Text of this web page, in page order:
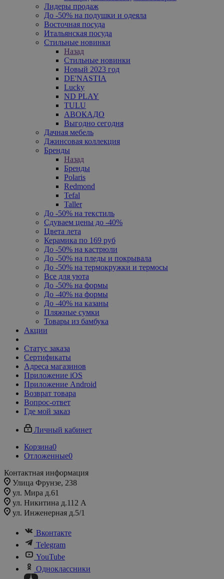
Лидеры продаж
До -50% на подушки и одеяла
Восточная посуда
Итальянская посуда
Стильные новинки
Назад
Стильные новинки
Новый 2023 год
DE'NASTIA
Lucky
ND PLAY
TULU
АВОКАДО
Выгодно сегодня
Дачная мебель
Джинсовая коллекция
Бренды
Назад
Бренды
Polaris
Redmond
Tefal
Taller
До -50% на текстиль
Сдуваем цены до -40%
Цвета лета
Керамика по 169 руб
До -50% на кастрюли
До -50% на пледы и покрывала
До -50% на термокружки и термосы
Все для уюта
До -50% на формы
До -40% на формы
До -40% на казаны
Пляжные сумки
Товары из бамбука
Акции
Статус заказа
Сертификаты
Адреса магазинов
Приложение iOS
Приложение Android
Возврат товара
Вопрос-ответ
Где мой заказ
Личный кабинет
Корзина0
Отложенные0
Контактная информация
Улица Фрунзе, 238​
ул. Мира д.61
ул. Никитина д.112 А
ул. Инженерная д.5/1
Вконтакте
Telegram
YouTube
Одноклассники